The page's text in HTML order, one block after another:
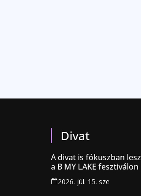
Divat
A divat is fókuszban lesz
a B MY LAKE fesztiválon
2026. júl. 15. sze